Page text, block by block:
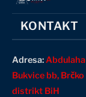
KONTAKT
Adresa:Abdulaha
Bukvice bb, Brčko
distrikt BiH